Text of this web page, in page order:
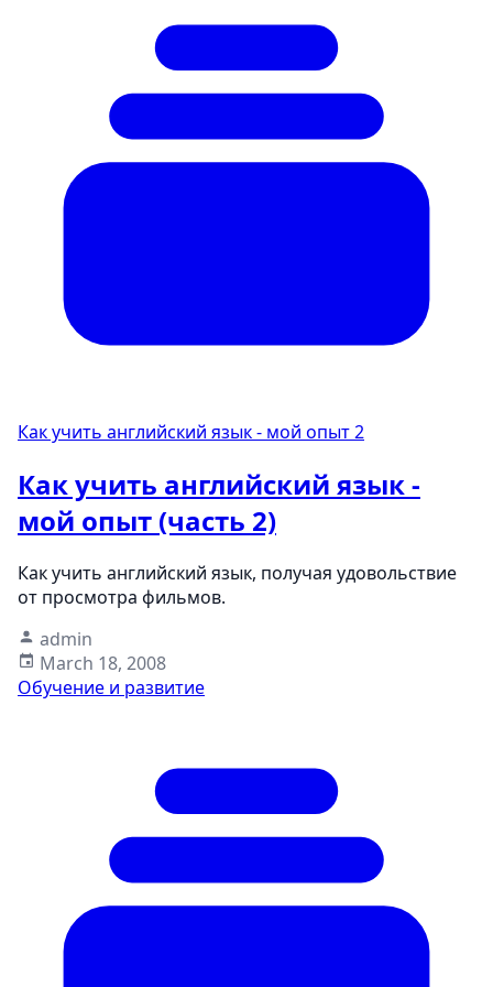
Как учить английский язык - мой опыт2
Как учить английский язык -
мой опыт (часть 2)
Как учить английский язык, получая удовольствие
от просмотра фильмов.
admin
March 18, 2008
Обучение и развитие